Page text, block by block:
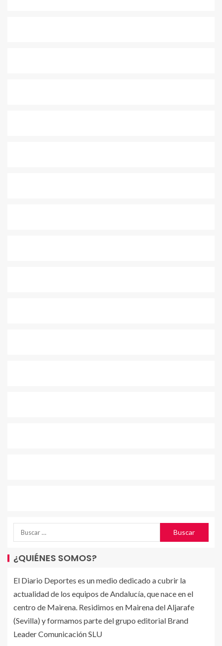
¿QUIÉNES SOMOS?
El Diario Deportes es un medio dedicado a cubrir la
actualidad de los equipos de Andalucía, que nace en el
centro de Mairena. Residimos en Mairena del Aljarafe
(Sevilla) y formamos parte del grupo editorial Brand
Leader Comunicación SLU